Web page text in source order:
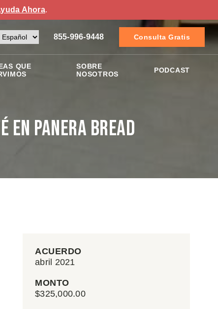
Ahora.
855-996-9448 Consulta Gratis
QUE
SOBRE
NOSOTROS
PODCAST
en Panera Bread
ACUERDO
abril 2021
MONTO
$325,000.00